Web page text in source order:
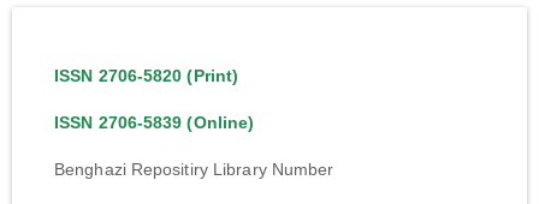
ISSN 2706-5820 (Print)
ISSN 2706-5839 (Online)
Benghazi Repositiry Library Number